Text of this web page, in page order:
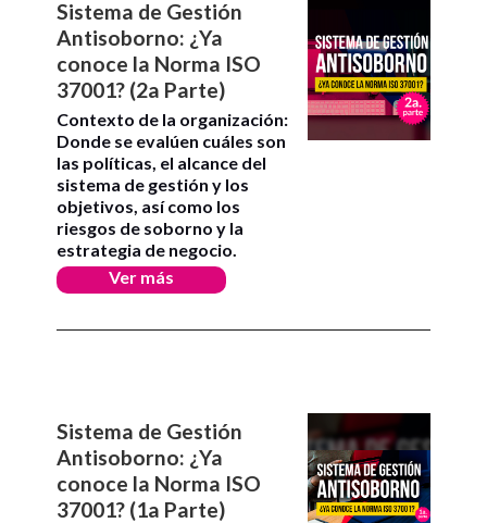
Sistema de Gestión
Antisoborno: ¿Ya
conoce la Norma ISO
37001? (2a Parte)
Contexto de la organización:
Donde se evalúen cuáles son
las políticas, el alcance del
sistema de gestión y los
objetivos, así como los
riesgos de soborno y la
estrategia de negocio.
Ver más
Sistema de Gestión
Antisoborno: ¿Ya
conoce la Norma ISO
37001? (1a Parte)